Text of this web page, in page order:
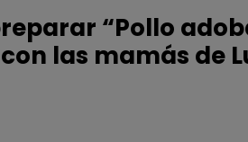
“Pollo
las mamás de